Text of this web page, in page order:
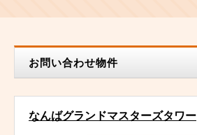
お問い合わせ物件
なんばグランドマスターズタワー